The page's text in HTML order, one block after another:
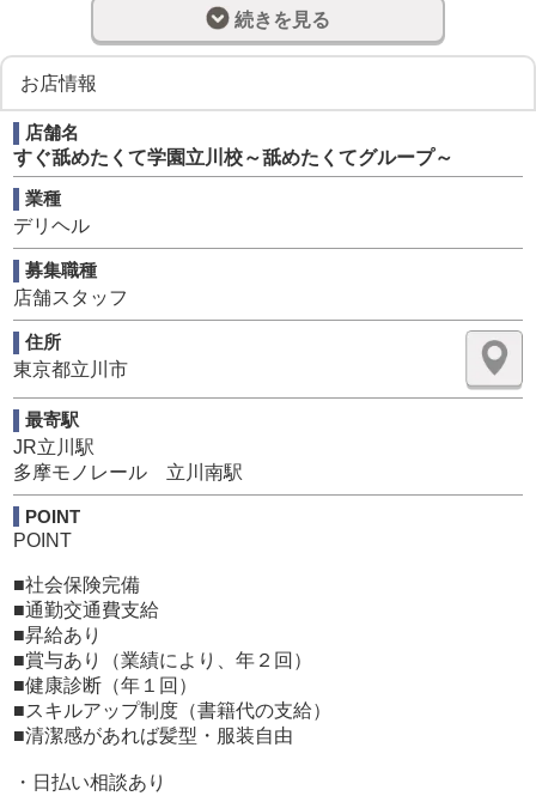
に行ける評価制度を採用し店舗もスタッフも売上過去最高
◎お客様と女性キャストが笑顔になるのがやりがい！20代
幹部ポストあり！グループだからこその強みのもと、安定
した事業を拡大中！月収100万円も夢じゃない！ボーナス
年2回 福利厚生充実 健康診断あり！20-30年代の年収10
00万円超達成者続出中 歩合があるからもっともっと頑張
れる職場◎勤務地は渋谷・新宿・立川・八王子・町田・横
浜・越谷から選べます♪
無店舗型風俗店（デリバリーヘルス）の運営を通じて、サ
ービスと組織を成長させていく「店舗経営」をお任せしま
す。
■ 店舗運営・オペレーション管理
・予約状況・出勤状況の管理
・お客様の電話応対
・スタッフ、ドライバー、との情報連携
・外部業者とのやり取り
現場の司令塔として、サービスの質と売上の両方を支えま
す。
■ 女性キャストの採用・売り出し
一人ひとりの魅力を引き出し、「どうすれば稼がせられて
トします。
■ WEB運営・マーケティング
・各種WEBサイトの更新・管理
・アクセス数・反響データの分析
・競合調査、市場分析
・キャンペーンや施策の企画
続きを見る
お店情報
店舗名
すぐ舐めたくて学園立川校～舐めたくてグループ～
業種
デリヘル
募集職種
店舗スタッフ
住所
東京都立川市
最寄駅
JR立川駅
多摩モノレール 立川南駅
POINT
POINT
■社会保険完備
■通勤交通費支給
■昇給あり
■賞与あり（業績により、年２回）
■健康診断（年１回）
■スキルアップ制度（書籍代の支給）
■清潔感があれば髪型・服装自由
・日払い相談あり